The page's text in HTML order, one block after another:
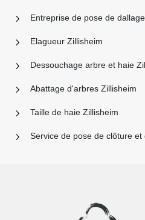
Entreprise de pose de
Elagueur Zillisheim
Dessouchage arbre et haie
Abattage d'arbres Zillisheim
Taille de haie Zillisheim
Service de pose de clôture